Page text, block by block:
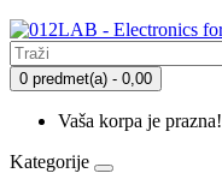
0 predmet(a) - 0,00
Vaša korpa je prazna!
Kategorije